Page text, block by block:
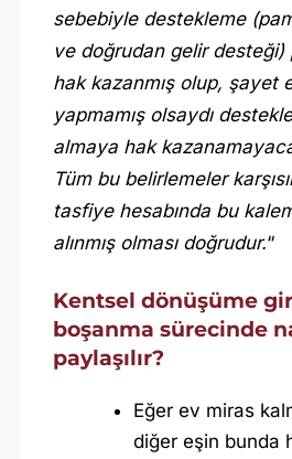
sebebiyle destekleme
ve doğrudan gelir desteği)
hak kazanmış olup, şayet
yapmamış olsaydı
almaya hak
Tüm bu belirlemeler
tasfiye hesabında bu
alınmış olması doğrudur.“
Kentsel dönüşüme
boşanma sürecinde
paylaşılır?
Eğer ev miras
diğer eşin bunda